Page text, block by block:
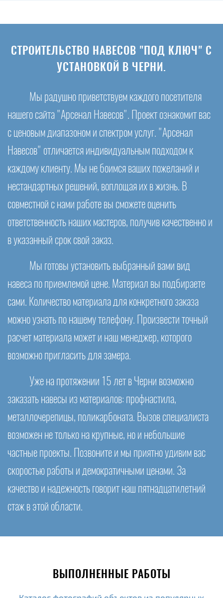
СТРОИТЕЛЬСТВО НАВЕСОВ "ПОД КЛЮЧ" С
УСТАНОВКОЙ В ЧЕРНИ.
Мы радушно приветствуем каждого посетителя
нашего сайта "Арсенал Навесов". Проект ознакомит вас
с ценовым диапазоном и спектром услуг. "Арсенал
Навесов" отличается индивидуальным подходом к
каждому клиенту. Мы не боимся ваших пожеланий и
нестандартных решений, воплощая их в жизнь. В
совместной с нами работе вы сможете оценить
ответственность наших мастеров, получив качественно и
в указанный срок свой заказ.
Мы готовы установить выбранный вами вид
навеса по приемлемой цене. Материал вы подбираете
сами. Количество материала для конкретного заказа
можно узнать по нашему телефону. Произвести точный
расчет материала может и наш менеджер, которого
возможно пригласить для замера.
Уже на протяжении 15 лет в Черни возможно
заказать навесы из материалов: профнастила,
металлочерепицы, поликарбоната. Вызов специалиста
возможен не только на крупные, но и небольшие
частные проекты. Позвоните и мы приятно удивим вас
скоростью работы и демократичными ценами. За
качество и надежность говорит наш пятнадцатилетний
стаж в этой области.
ВЫПОЛНЕННЫЕ РАБОТЫ